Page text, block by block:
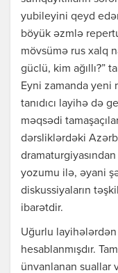
yubileyini qeyd
böyük əzmlə
mövsümə rus xalq
güclü, kim ağıllı?”
Eyni zamanda yeni
tanıdıcı layihə də
məqsədi
dərsliklərdəki
yozumu ilə, əyani
diskussiyaların
ibarətdir.
Uğurlu
hesablanmışdır.
ünvanlanan suallar